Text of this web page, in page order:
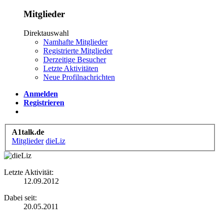
Mitglieder
Direktauswahl
Namhafte Mitglieder
Registrierte Mitglieder
Derzeitige Besucher
Letzte Aktivitäten
Neue Profilnachrichten
Anmelden
Registrieren
A1talk.de
Mitglieder dieLiz
Letzte Aktivität:
12.09.2012
Dabei seit:
20.05.2011